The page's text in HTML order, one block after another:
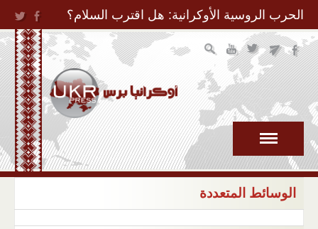
Jump to Navigation
الحرب الروسية الأوكرانية: هل اقترب السلام؟
الوسائط المتعددة